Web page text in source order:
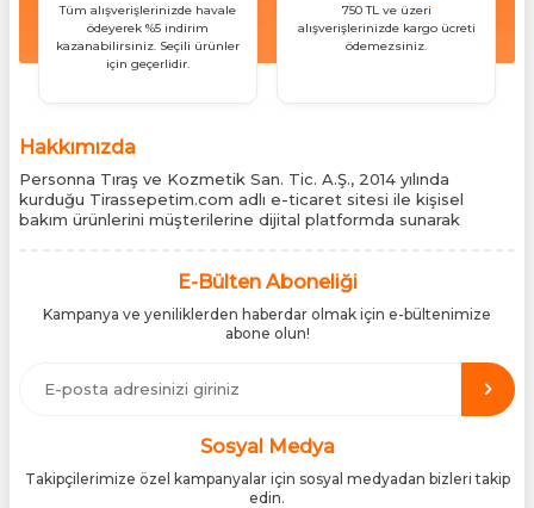
Tüm alışverişlerinizde havale
ödeyerek %5 indirim
kazanabilirsiniz. Seçili ürünler
için geçerlidir.
750 TL ve üzeri
alışverişlerinizde kargo ücreti
ödemezsiniz.
Hakkımızda
Personna Tıraş ve Kozmetik San. Tic. A.Ş., 2014 yılında
kurduğu Tirassepetim.com adlı e-ticaret sitesi ile kişisel
bakım ürünlerini müşterilerine dijital platformda sunarak
siteleri arasında yer almaktadır. Türkiye’de Cantu, Wilkinson
distribütörlüğünü yürütüyor, bu markaların tüm ürünlerini ithal
etmektedir. Tüm ithalat süreçlerimizde orijinallik belgeleri ve
üretici iş birlikleriyle çalışarak, ürünlerin en güvenilir şekilde
Türkiye pazarına ulaşmasını sağlıyoruz. Amacımız, dünya
genelinde milyonlarca kullanıcıya hitap eden bu markaları,
Türk tüketicilerle doğrudan, güvenli ve orijinal bir şekilde
E-Bülten Aboneliği
Kampanya ve yeniliklerden haberdar olmak için e-bültenimize
abone olun!
Sosyal Medya
Takipçilerimize özel kampanyalar için sosyal medyadan bizleri takip
edin.